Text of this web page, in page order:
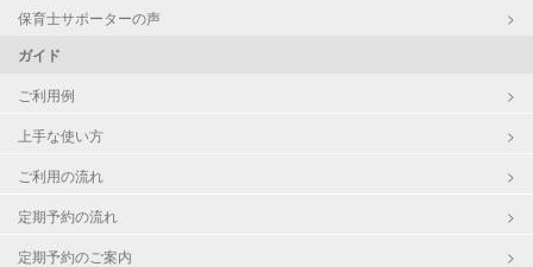
保育士サポーターの声
ガイド
ご利用例
上手な使い方
ご利用の流れ
定期予約の流れ
定期予約のご案内